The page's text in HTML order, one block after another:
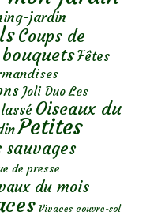
jardin
Coups de
Fêtes
Joli Duo Les
Oiseaux du
Petites
sauvages
de presse
du mois
Vivaces couvre-sol